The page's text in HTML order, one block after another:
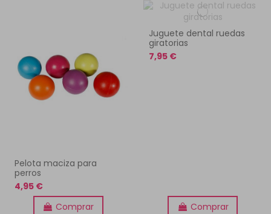
Pelota maciza para
perros
4,95 €
Comprar
Juguete dental ruedas
giratorias
7,95 €
Comprar